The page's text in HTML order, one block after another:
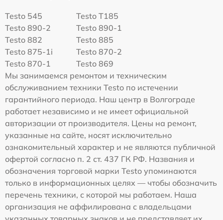
Testo 545
Testo T185
Testo 890-2
Testo 890-1
Testo 882
Testo 885
Testo 875-1i
Testo 870-2
Testo 870-1
Testo 869
Мы занимаемся ремонтом и техническим
обслуживанием техники Testo по истечении
гарантийного периода. Наш центр в Волгограде
работает независимо и не имеет официальной
авторизации от производителя. Цены на ремонт,
указанные на сайте, носят исключительно
ознакомительный характер и не являются публичной
офертой согласно п. 2 ст. 437 ГК РФ. Названия и
обозначения торговой марки Testo упоминаются
только в информационных целях — чтобы обозначить
перечень техники, с которой мы работаем. Наша
организация не аффилирована с владельцами